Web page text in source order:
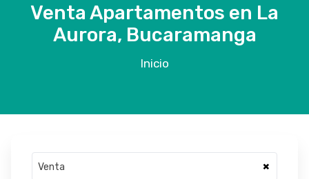
Venta Apartamentos en La
Aurora, Bucaramanga
Inicio
×
Venta